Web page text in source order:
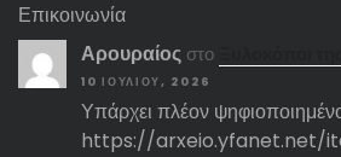
Επικοινωνία
Αρουραίος στο
10 ΙΟΥΛΊΟΥ, 2026
Υπάρχει πλέον
https://arxeio.yfanet.net/